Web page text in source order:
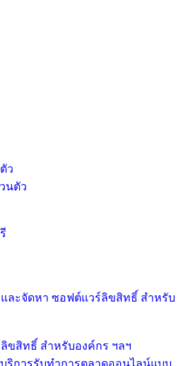
ว
นตัว
ขสิทธิ์ สำหรับองค์กร ฯลฯ